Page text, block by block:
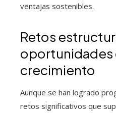
ventajas sostenibles.
Retos
oportunidades
crecimiento
Aunque se han logrado
retos significativos que